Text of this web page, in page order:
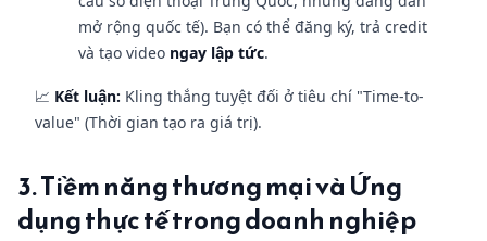
mở rộng quốc tế). Bạn có thể đăng ký, trả credit
và tạo video ngay lập tức.
📈 Kết luận: Kling thắng tuyệt đối ở tiêu chí "Time-to-
value" (Thời gian tạo ra giá trị).
3. Tiềm năng thương mại và Ứng
dụng thực tế trong doanh nghiệp